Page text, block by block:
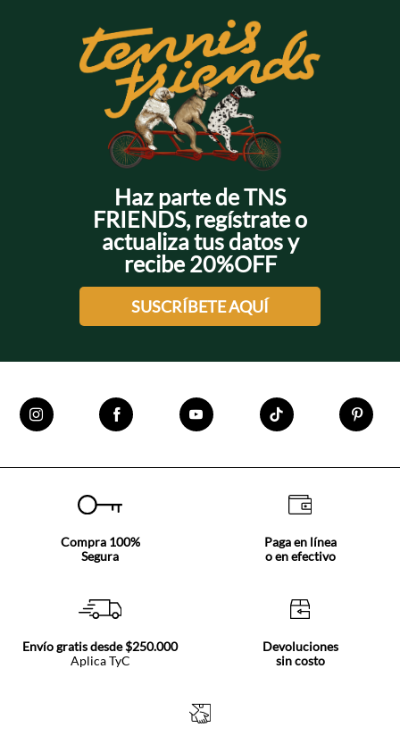
Haz parte de TNS
FRIENDS, regístrate o
actualiza tus datos y
recibe 20%OFF
SUSCRÍBETE AQUÍ
Compra 100%
Segura
Paga en línea
o en efectivo
Envío gratis desde $250.000
Aplica TyC
Devoluciones
sin costo